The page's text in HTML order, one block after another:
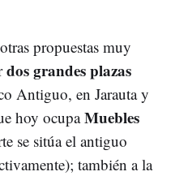
propuestas muy
dos grandes plazas
Antiguo, en Jarauta y
hoy ocupaMuebles
se sitúa el antiguo
también a la